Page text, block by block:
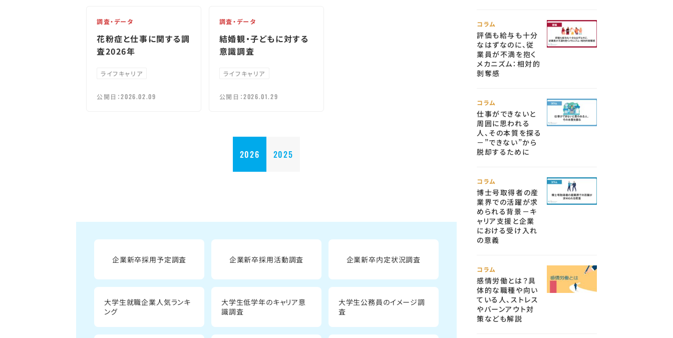
調査・データ
花粉症と仕事に関する調
査2026年
ライフキャリア
公開日：2026.02.09
調査・データ
結婚観・子どもに対する
意識調査
ライフキャリア
公開日：2026.01.29
2026 2025
企業新卒採用予定調査 企業新卒採用活動調査 企業新卒内定状況調査
大学生就職企業人気ランキ
ング
大学生低学年のキャリア意
識調査
大学生公務員のイメージ調
査
コラム
評価も給与も十分
なはずなのに、従
業員が不満を抱く
メカニズム：相対的
剝奪感
コラム
仕事ができないと
周囲に思われる
人、その本質を探る
－”できない”から
脱却するために
コラム
博士号取得者の産
業界での活躍が求
められる背景－キ
ャリア支援と企業
における受け入れ
の意義
コラム
感情労働とは？具
体的な職種や向い
ている人、ストレス
やバーンアウト対
策なども解説